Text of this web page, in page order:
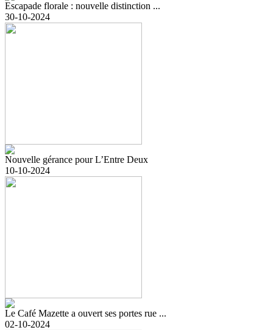
Escapade florale : nouvelle distinction ...
30-10-2024
Nouvelle gérance pour L’Entre Deux
10-10-2024
Le Café Mazette a ouvert ses portes rue ...
02-10-2024